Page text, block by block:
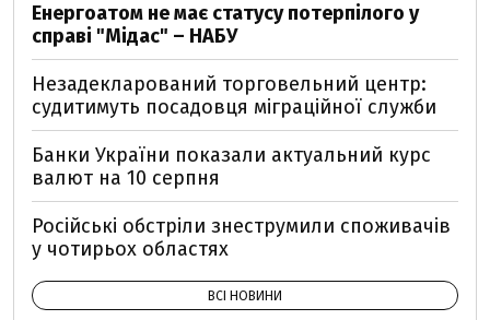
Енергоатом не має статусу потерпілого у
справі "Мідас" – НАБУ
Незадекларований торговельний центр:
судитимуть посадовця міграційної служби
Банки України показали актуальний курс
валют на 10 серпня
Російські обстріли знеструмили споживачів
у чотирьох областях
ВСІ НОВИНИ